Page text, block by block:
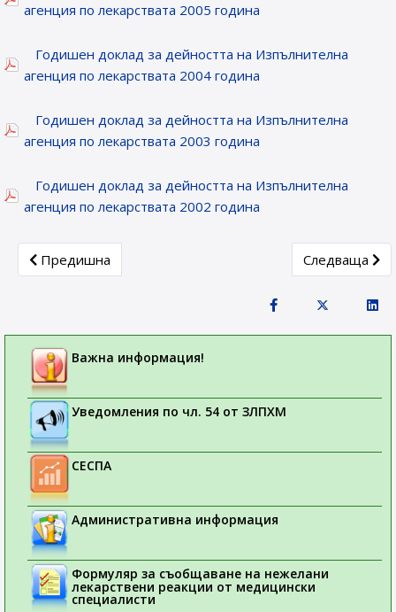
агенция по лекарствата 2005 година
Годишен доклад за дейността на Изпълнителна
агенция по лекарствата 2004 година
Годишен доклад за дейността на Изпълнителна
агенция по лекарствата 2003 година
Годишен доклад за дейността на Изпълнителна
агенция по лекарствата 2002 година
Previous article: Стратегия и План за действие
Предишна Next article:
Следваща
Важна информация!
Уведомления по чл. 54 от ЗЛПХМ
СЕСПА
Административна информация
Формуляр за съобщаване на нежелани
лекарствени реакции от медицински
специалисти